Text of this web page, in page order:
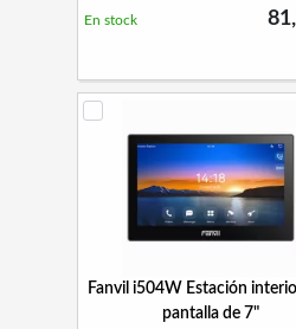
En stock
Fanvil i504W Estación
pantalla de 7"